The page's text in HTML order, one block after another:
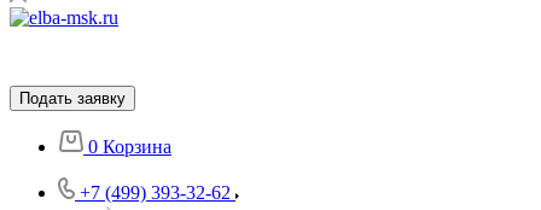
Подать заявку
0 Корзина
+7 (499) 393-32-62